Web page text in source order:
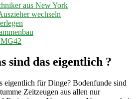
aus New York
wechseln
MG42
sind das eigentlich ?
eigentlich für Dinge? Bodenfunde sind
Zeitzeugen aus allen nur